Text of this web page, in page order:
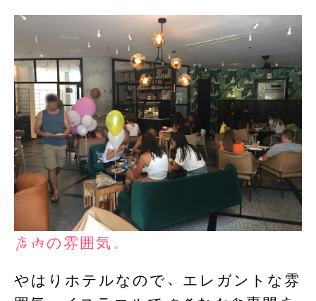
店内の雰囲気。
やはりホテルなので、エレガントな雰